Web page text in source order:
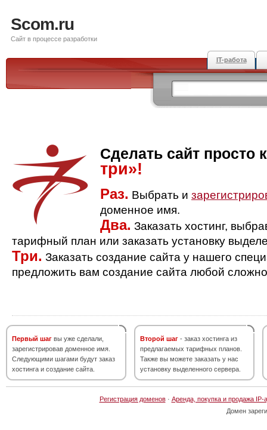
Scom.ru
Сайт в процессе разработки
IT-работа
Сделать сайт просто
три»!
Раз. Выбрать и
доменное имя.
Два. Заказать хостинг,
тарифный план или заказать установку
Три. Заказать создание сайта у нашего
предложить вам создание сайта любой
Первый шаг вы уже сделали,
зарегистрировав доменное имя.
Следующими шагами будут заказ
хостинга и создание сайта.
Второй шаг - заказ хостинга из
предлагаемых тарифных планов.
Также вы можете заказать у нас
установку выделенного сервера.
Регистрация доменов· Аренда, покупка и продажа IP-
Домен